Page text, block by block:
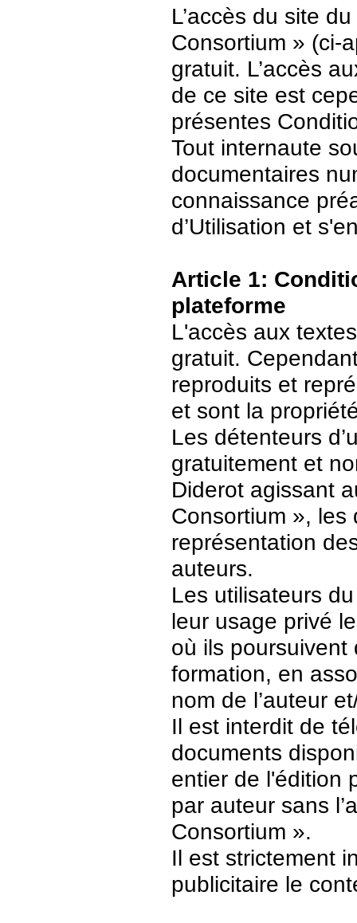
L’accès du site
Consortium » (ci-
gratuit. L’accès
de ce site est
présentes
Tout internaute
documentaires
connaissance
d’Utilisation et
Article 1:
plateforme
L'accès aux
gratuit.
reproduits et
et sont la
Les détenteurs
gratuitement et
Diderot agissant
Consortium », les
représentation
auteurs.
Les utilisateurs
leur usage privé
où ils
formation, en
nom de l’auteur
Il est interdit de
documents
entier de l'édition
par auteur sans
Consortium ».
Il est strictement
publicitaire le